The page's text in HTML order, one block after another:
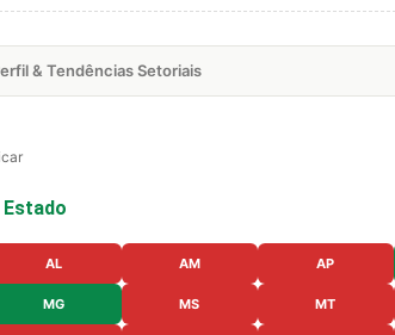
& Tendências Setoriais
AL AM AP
MG MS MT